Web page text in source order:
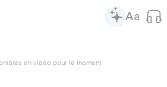
en vidéo pour le moment.